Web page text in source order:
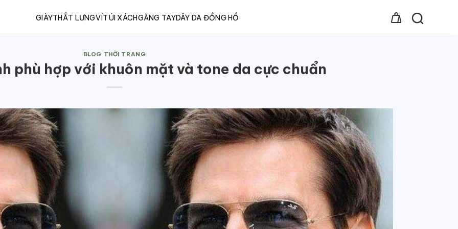
GIÀYTHẮT LƯNGVÍTÚI XÁCHGĂNG TAYDÂY DA ĐỒNG HỒ
BLOG THỜI TRANG
phù hợp với khuôn mặt và tone da cực chuẩn